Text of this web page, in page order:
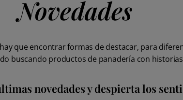
Novedades
que encontrar formas de destacar, para
buscando productos de panadería con
novedades y despierta los